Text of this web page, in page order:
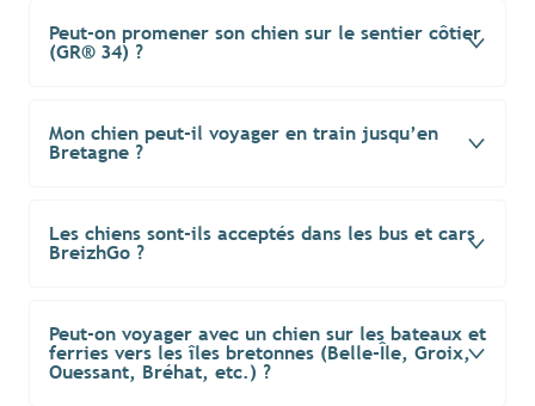
Peut-on promener son chien sur le sentier côtier
(GR® 34) ?
Mon chien peut-il voyager en train jusqu’en
Bretagne ?
Les chiens sont-ils acceptés dans les bus et cars
BreizhGo ?
Peut-on voyager avec un chien sur les bateaux et
ferries vers les îles bretonnes (Belle-Île, Groix,
Ouessant, Bréhat, etc.) ?